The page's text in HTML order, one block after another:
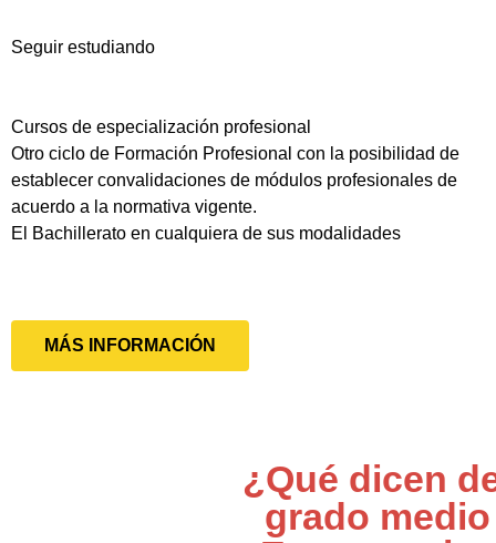
Seguir estudiando
Cursos de especialización profesional
Otro ciclo de Formación Profesional con la posibilidad de
establecer convalidaciones de módulos profesionales de
acuerdo a la normativa vigente.
El Bachillerato en cualquiera de sus modalidades
MÁS INFORMACIÓN
¿Qué dicen
grado medio